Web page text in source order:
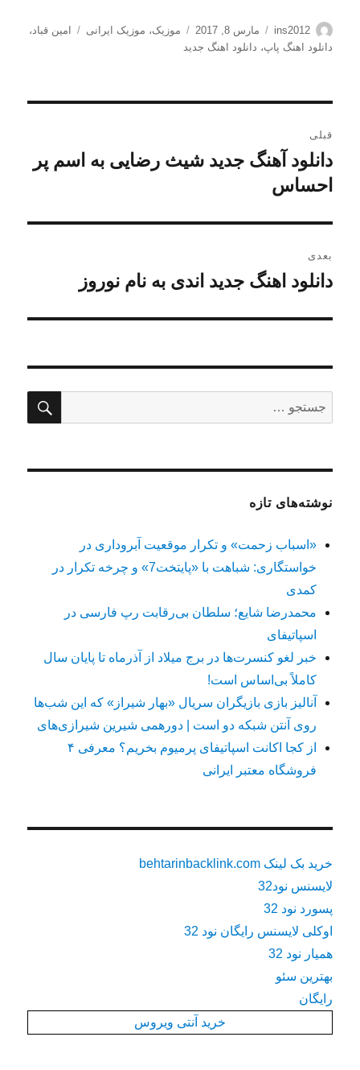
نویسنده
ins2012
ارسال
شده
مارس 8, 2017 دسته‌ها
موزیک، موزیک ایرانی برچسب‌ها
امین قباد،
دانلود اهنگ پاپ، دانلود اهنگ جدید
نوشته
قبلی
نوشته
قبلی:
دانلود آهنگ جدید شیث رضایی به اسم پر
احساس
بعدی
نوشته
دانلود اهنگ جدید اندی به نام نوروز
برای:
نوشته‌های تازه
«اسباب زحمت» و تکرار موقعیت آبروداری در
خواستگاری: شباهت با «پایتخت7» و چرخه تکرار در
کمدی
محمدرضا شایع؛ سلطان بی‌رقابت رپ فارسی در
اسپاتیفای
خبر لغو کنسرت‌ها در برج میلاد از آذرماه تا پایان سال
کاملاً بی‌اساس است!
آنالیز بازی بازیگران سریال «بهار شیراز» که این شب‌ها
روی آنتن شبکه دو است | دورهمی شیرین شیرازی‌های
از کجا اکانت اسپاتیفای پرمیوم بخریم؟ معرفی ۴
فروشگاه معتبر ایرانی
خرید بک لینک behtarinbacklink.com
لایسنس نود32
پسورد نود 32
اوکلی لایسنس رایگان نود 32
همیار نود 32
بهترین سئو
رایگان
خرید آنتی ویروس